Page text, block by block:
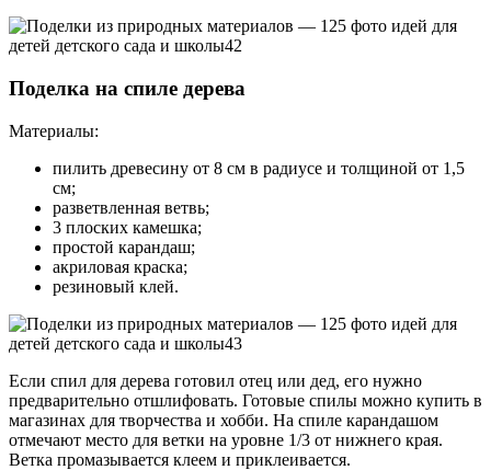
Поделка на спиле дерева
Материалы:
пилить древесину от 8 см в радиусе и толщиной от 1,5
см;
разветвленная ветвь;
3 плоских камешка;
простой карандаш;
акриловая краска;
резиновый клей.
Если спил для дерева готовил отец или дед, его нужно
предварительно отшлифовать. Готовые спилы можно купить в
магазинах для творчества и хобби. На спиле карандашом
отмечают место для ветки на уровне 1/3 от нижнего края.
Ветка промазывается клеем и приклеивается.